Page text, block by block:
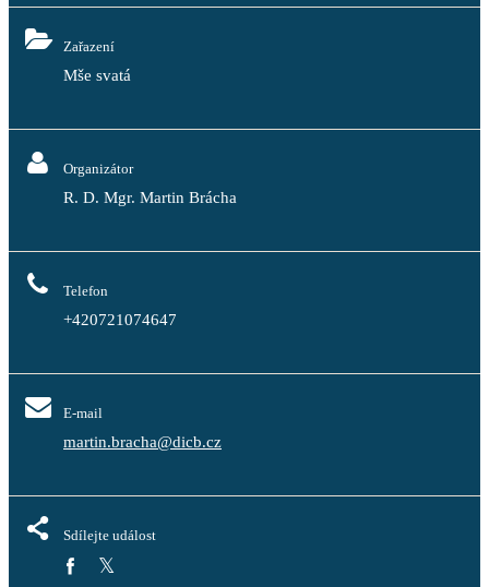
Zařazení
Mše svatá
Organizátor
R. D. Mgr. Martin Brácha
Telefon
+420721074647
E-mail
martin.bracha@dicb.cz
Sdílejte událost